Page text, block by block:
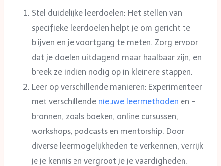
Stel duidelijke leerdoelen: Het stellen van
specifieke leerdoelen helpt je om gericht te
blijven en je voortgang te meten. Zorg ervoor
dat je doelen uitdagend maar haalbaar zijn, en
breek ze indien nodig op in kleinere stappen.
Leer op verschillende manieren: Experimenteer
met verschillende nieuwe leermethoden en -
bronnen, zoals boeken, online cursussen,
workshops, podcasts en mentorship. Door
diverse leermogelijkheden te verkennen, verrijk
je je kennis en vergroot je je vaardigheden.